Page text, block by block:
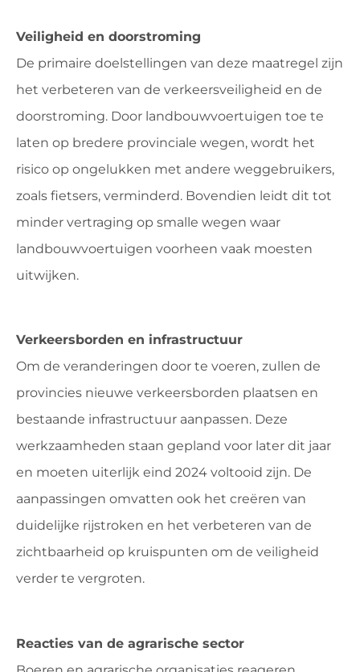
Veiligheid en doorstroming
De primaire doelstellingen van deze maatregel zijn
het verbeteren van de verkeersveiligheid en de
doorstroming. Door landbouwvoertuigen toe te
laten op bredere provinciale wegen, wordt het
risico op ongelukken met andere weggebruikers,
zoals fietsers, verminderd. Bovendien leidt dit tot
minder vertraging op smalle wegen waar
landbouwvoertuigen voorheen vaak moesten
uitwijken.
Verkeersborden en infrastructuur
Om de veranderingen door te voeren, zullen de
provincies nieuwe verkeersborden plaatsen en
bestaande infrastructuur aanpassen. Deze
werkzaamheden staan gepland voor later dit jaar
en moeten uiterlijk eind 2024 voltooid zijn. De
aanpassingen omvatten ook het creëren van
duidelijke rijstroken en het verbeteren van de
zichtbaarheid op kruispunten om de veiligheid
verder te vergroten.
Reacties van de agrarische sector